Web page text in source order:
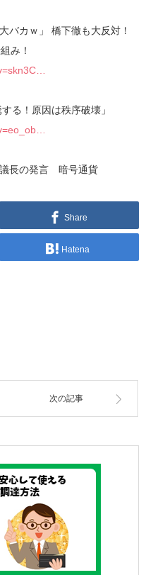
バカｗ」 橋下徹も大反対！
み！
る！原因は秩序破壊」
長の発言 暗号通貨
Share
Hatena
次の記事